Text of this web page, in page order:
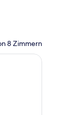
Aug.
8 Zimmern
WLAN